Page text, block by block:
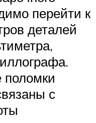
перейти к
деталей
с